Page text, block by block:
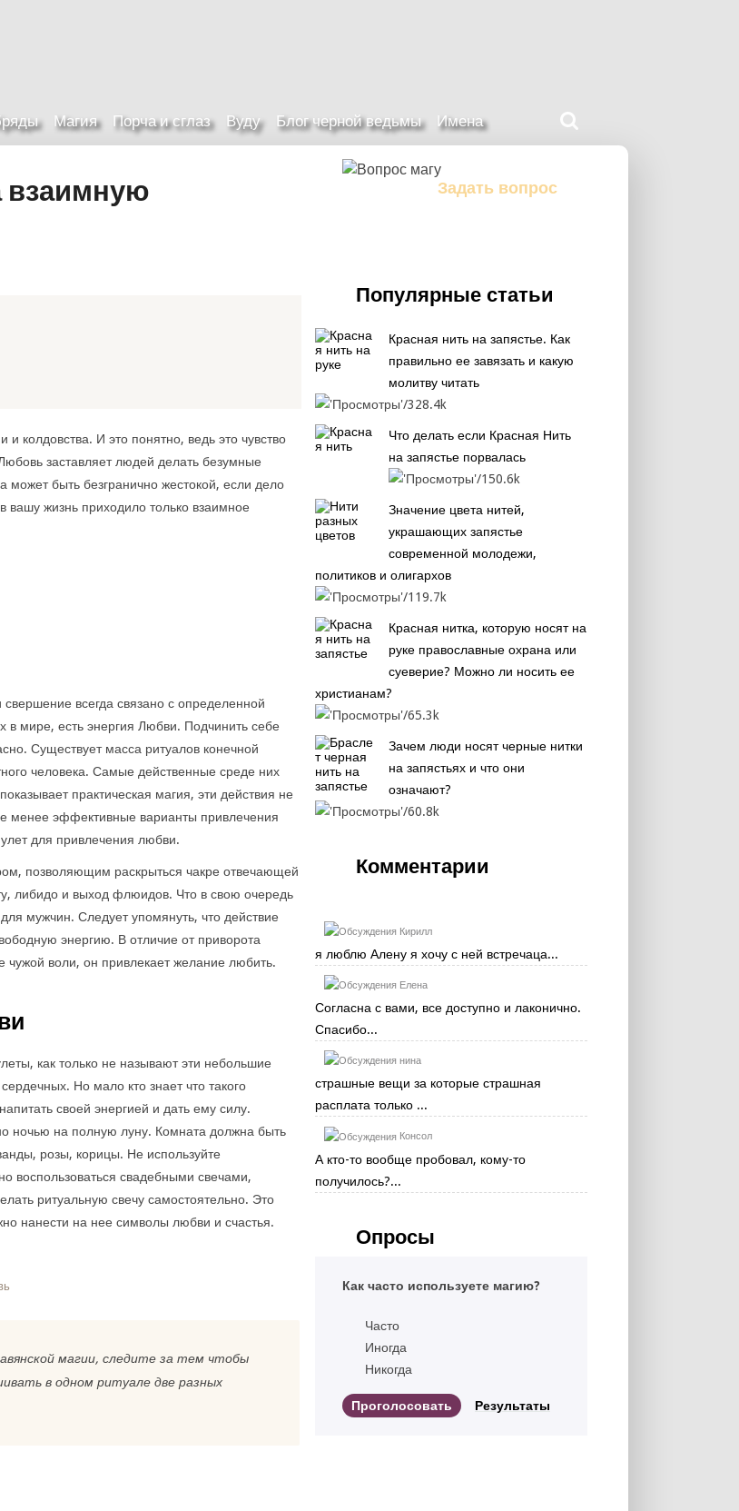
Магия Порча и сглаз Вуду Блог черной ведьмы Имена
сайте
взаимную
колдовства. И это понятно, ведь это чувство
заставляет людей делать безумные
может быть безгранично жестокой, если дело
вашу жизнь приходило только взаимное
всегда связано с определенной
в мире, есть энергия Любви. Подчинить себе
Существует масса ритуалов конечной
человека. Самые действенные среде них
практическая магия, эти действия не
менее эффективные варианты привлечения
для привлечения любви.
позволяющим раскрыться чакре отвечающей
либидо и выход флюидов. Что в свою очередь
мужчин. Следует упомянуть, что действие
энергию. В отличие от приворота
чужой воли, он привлекает желание любить.
как только не называют эти небольшие
Но мало кто знает что такого
своей энергией и дать ему силу.
ночью на полную луну. Комната должна быть
розы, корицы. Не используйте
воспользоваться свадебными свечами,
ритуальную свечу самостоятельно. Это
нанести на нее символы любви и счастья.
магии, следите за тем чтобы
в одном ритуале две разных
Задать вопрос
Популярные статьи
Красная нить на запястье. Как
правильно ее завязать и какую
молитву читать
328.4k
Что делать если Красная Нить
на запястье порвалась
150.6k
Значение цвета нитей,
украшающих запястье
современной молодежи,
политиков и олигархов
119.7k
Красная нитка, которую носят на
руке православные охрана или
суеверие? Можно ли носить ее
христианам?
65.3k
Зачем люди носят черные нитки
на запястьях и что они
означают?
60.8k
Комментарии
Кирилл
я люблю Алену я хочу с ней встречаца...
Елена
Согласна с вами, все доступно и лаконично.
Спасибо...
нина
страшные вещи за которые страшная
расплата только ...
Консол
А кто-то вообще пробовал, кому-то
получилось?...
Опросы
Как часто используете магию?
Часто
Иногда
Никогда
Результаты